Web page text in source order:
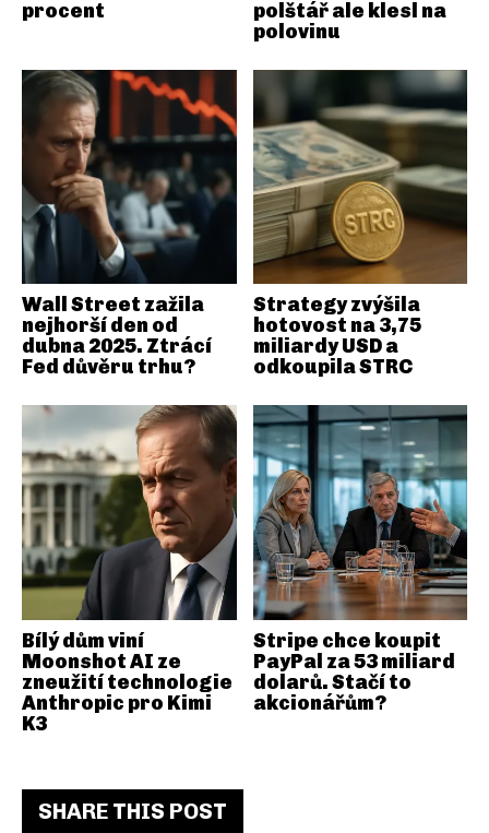
SHARE THIS POST
procent
polštář ale klesl na
polovinu
Wall Street zažila
nejhorší den od
dubna 2025. Ztrácí
Fed důvěru trhu?
Strategy zvýšila
hotovost na 3,75
miliardy USD a
odkoupila STRC
Bílý dům viní
Moonshot AI ze
zneužití technologie
Anthropic pro Kimi
K3
Stripe chce koupit
PayPal za 53 miliard
dolarů. Stačí to
akcionářům?